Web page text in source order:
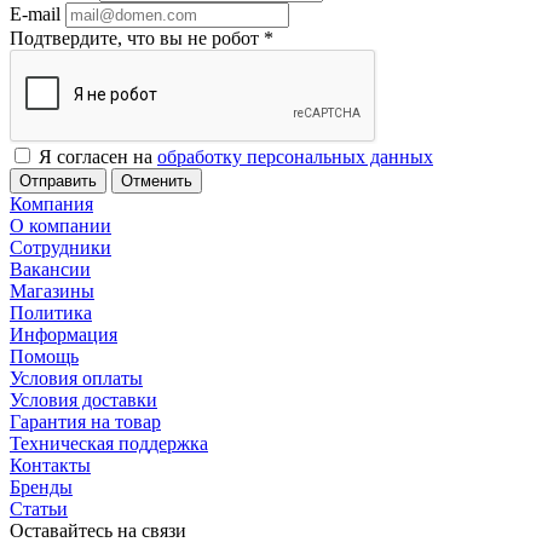
E-mail
Подтвердите, что вы не робот *
Я согласен на обработку персональных данных
Отменить
Компания
О компании
Сотрудники
Вакансии
Магазины
Политика
Информация
Помощь
Условия оплаты
Условия доставки
Гарантия на товар
Техническая поддержка
Контакты
Бренды
Статьи
Оставайтесь на связи